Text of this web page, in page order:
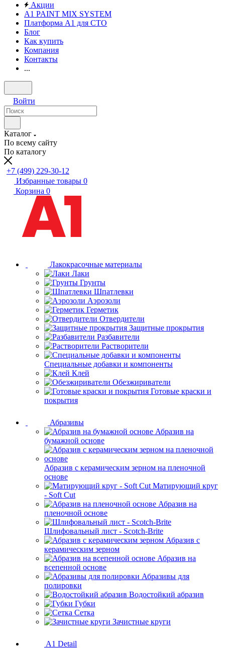
Акции
A1 PAINT MIX SYSTEM
Платформа А1 для СТО
Блог
Как купить
Компания
Контакты
...
Войти
Каталог
По всему сайту
По каталогу
+7 (499) 229-30-12
Избранные товары 0
Корзина 0
Лакокрасочные материалы
Лаки
Грунты
Шпатлевки
Аэрозоли
Герметик
Отвердители
Защитные прокрытия
Разбавители
Растворители
Специальные добавки и компоненты
Клей
Обезжириватели
Готовые краски и
покрытия
Абразивы
Абразив на
бумажной основе
Абразив с керамическим зерном на пленочной
основе
Матирующий круг
- Soft Cut
Абразив на
пленочной основе
Шлифовальный лист - Scotch-Brite
Абразив с
керамическим зерном
Абразив на
всепенной основе
Абразивы для
полировки
Водостойкий абразив
Губки
Сетка
Зачистные круги
A1 Detail